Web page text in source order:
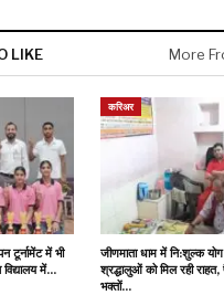
LIKE More
टूर्नामेंट में भी
में…
करिअर
जीणमाता धाम में नि:शुल्क योग
श्रद्धालुओं को मिल रही
भक्तों…